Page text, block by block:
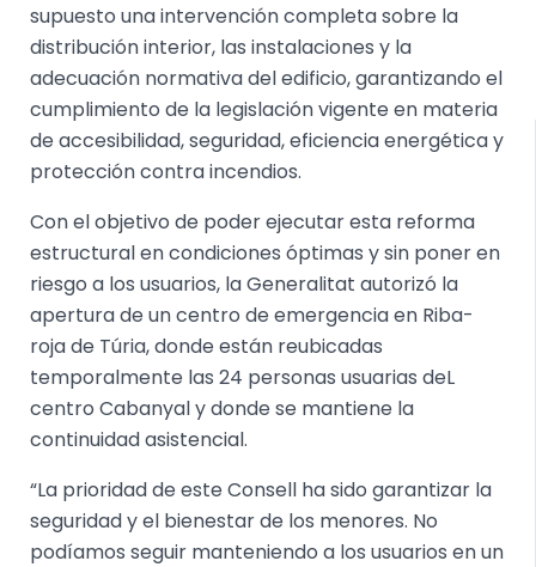
supuesto una intervención completa sobre la
distribución interior, las instalaciones y la
adecuación normativa del edificio, garantizando el
cumplimiento de la legislación vigente en materia
de accesibilidad, seguridad, eficiencia energética y
protección contra incendios.
Con el objetivo de poder ejecutar esta reforma
estructural en condiciones óptimas y sin poner en
riesgo a los usuarios, la Generalitat autorizó la
apertura de un centro de emergencia en Riba-
roja de Túria, donde están reubicadas
temporalmente las 24 personas usuarias deL
centro Cabanyal y donde se mantiene la
continuidad asistencial.
“La prioridad de este Consell ha sido garantizar la
seguridad y el bienestar de los menores. No
podíamos seguir manteniendo a los usuarios en un